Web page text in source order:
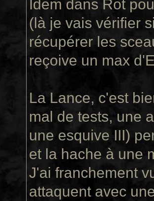
Idem dans Rot
(là je vais vérifier
récupérer les
reçoive un max
La Lance, c'est
mal de tests, une
une esquive III)
et la hache à une
J'ai franchement
attaquent avec